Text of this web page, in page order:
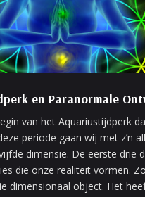
en Paranormale
van het Aquariustijdperk
periode gaan wij met z’n
dimensie. De eerste drie
die onze realiteit vormen.
dimensionaal object. Het